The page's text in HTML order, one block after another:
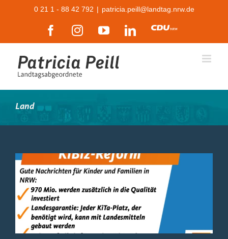
0 21 1 - 88 42 792 | patricia.peill@landtag.nrw.de
FacebookInstagramYouTubeLinkedIn
CDU
Land